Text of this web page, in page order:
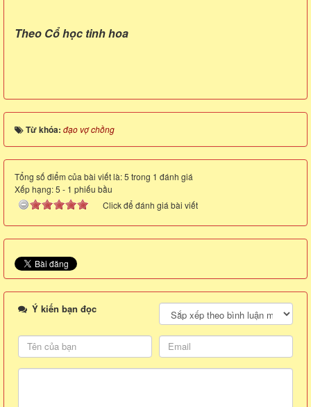
Theo Cổ học tinh hoa
Từ khóa: đạo vợ chồng
Tổng số điểm của bài viết là: 5 trong 1 đánh giá
Xếp hạng:5 - 1 phiếu bầu
Click để đánh giá bài viết
Ý kiến bạn đọc